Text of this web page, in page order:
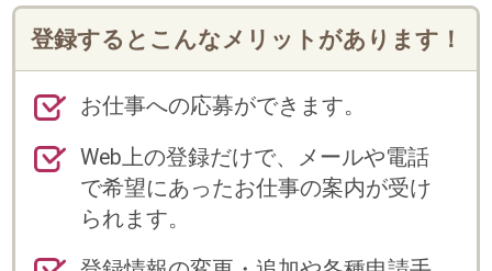
Web上の登録だけで、メールや電話
で希望にあったお仕事の案内が受け
られます。
続き、勤怠連絡等がWeb上でできま
※ STEP1をご登録いただくと、マイページのご利用
が可能になります。
※ 「しゅふJOBスタッフィング」「スマートキャリ
ア」のいずれかのサービスに登録済みの方は、お持